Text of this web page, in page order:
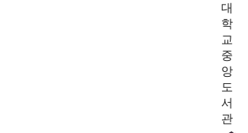
대
학
교
중
앙
도
서
관